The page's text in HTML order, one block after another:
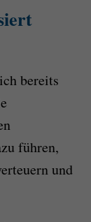
bereits
führen,
und